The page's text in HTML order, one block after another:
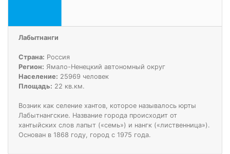
Лабытнанги
Страна: Россия
Регион: Ямало-Ненецкий автономный округ
Население: 25969 человек
Площадь: 22 кв.км.
Возник как селение хантов, которое называлось юрты
Лабытнангские. Название города происходит от
хантыйских слов лапыт («семь») и нангк («лиственница»).
Основан в 1868 году, город с 1975 года.